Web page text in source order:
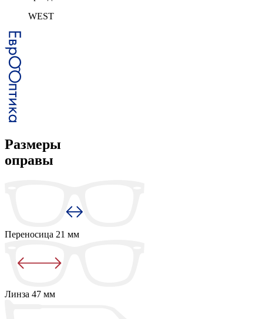
WEST
Размеры
оправы
Переносица 21 мм
Линза 47 мм